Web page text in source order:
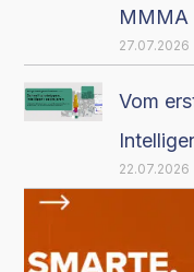
MMMA
27.07.2026
Vom
22.07.2026